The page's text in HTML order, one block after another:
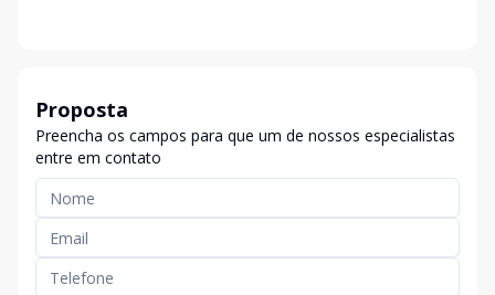
Proposta
Preencha os campos para que um de nossos especialistas
entre em contato